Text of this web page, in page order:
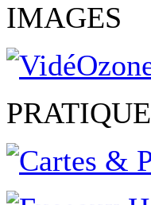
IMAGES
PRATIQUE